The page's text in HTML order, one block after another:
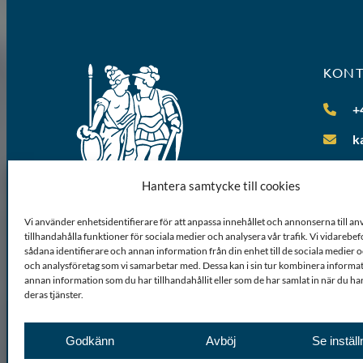
Hantera samtycke till cookies
Vi använder enhetsidentifierare för att anpassa innehållet och annonserna till
tillhandahålla funktioner för sociala medier och analysera vår trafik. Vi
sådana identifierare och annan information från din enhet till de sociala medier
och analysföretag som vi samarbetar med. Dessa kan i sin tur kombinera
annan information som du har tillhandahållit eller som de har samlat in när du
deras tjänster.
Godkänn Avböj Se